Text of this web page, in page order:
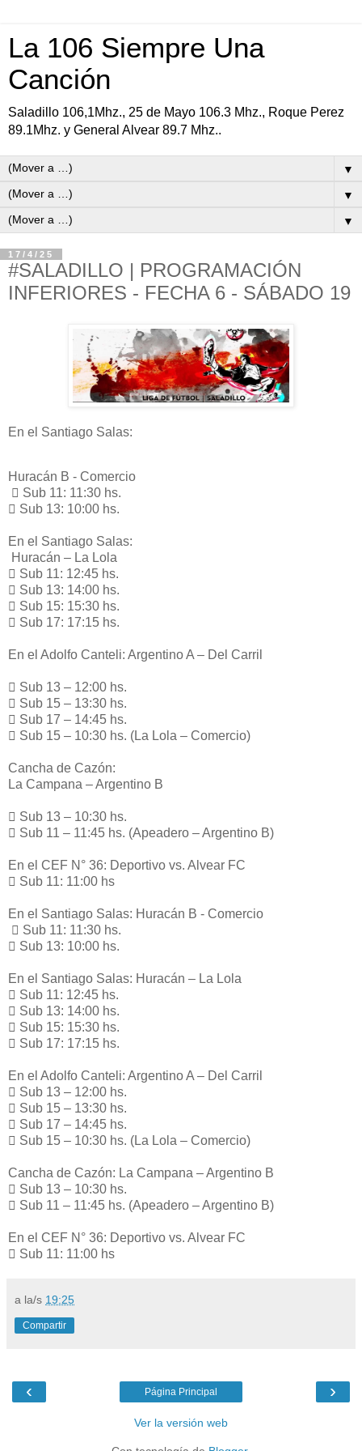
La 106 Siempre Una
Canción
Saladillo 106,1Mhz., 25 de Mayo 106.3 Mhz., Roque Perez
89.1Mhz. y General Alvear 89.7 Mhz..
▼
▼
▼
17/4/25
#SALADILLO | PROGRAMACIÓN
INFERIORES - FECHA 6 - SÁBADO 19
En el Santiago Salas:
Huracán B - Comercio
 Sub 11: 11:30 hs.
 Sub 13: 10:00 hs.
En el Santiago Salas:
Huracán – La Lola
 Sub 11: 12:45 hs.
 Sub 13: 14:00 hs.
 Sub 15: 15:30 hs.
 Sub 17: 17:15 hs.
En el Adolfo Canteli: Argentino A – Del Carril
 Sub 13 – 12:00 hs.
 Sub 15 – 13:30 hs.
 Sub 17 – 14:45 hs.
 Sub 15 – 10:30 hs. (La Lola – Comercio)
Cancha de Cazón:
La Campana – Argentino B
 Sub 13 – 10:30 hs.
 Sub 11 – 11:45 hs. (Apeadero – Argentino B)
En el CEF N° 36: Deportivo vs. Alvear FC
 Sub 11: 11:00 hs
En el Santiago Salas: Huracán B - Comercio
 Sub 11: 11:30 hs.
 Sub 13: 10:00 hs.
En el Santiago Salas: Huracán – La Lola
 Sub 11: 12:45 hs.
 Sub 13: 14:00 hs.
 Sub 15: 15:30 hs.
 Sub 17: 17:15 hs.
En el Adolfo Canteli: Argentino A – Del Carril
 Sub 13 – 12:00 hs.
 Sub 15 – 13:30 hs.
 Sub 17 – 14:45 hs.
 Sub 15 – 10:30 hs. (La Lola – Comercio)
Cancha de Cazón: La Campana – Argentino B
 Sub 13 – 10:30 hs.
 Sub 11 – 11:45 hs. (Apeadero – Argentino B)
En el CEF N° 36: Deportivo vs. Alvear FC
 Sub 11: 11:00 hs
a la/s 19:25
Compartir
‹ ›
Página Principal
Ver la versión web